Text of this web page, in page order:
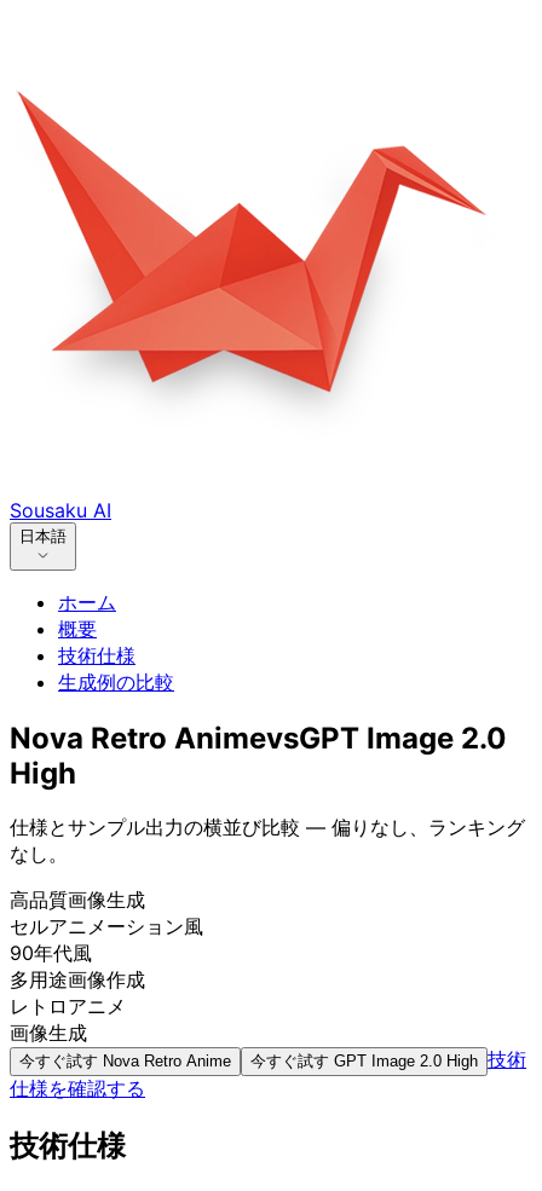
Sousaku AI
日本語
ホーム
概要
技術仕様
生成例の比較
Nova Retro AnimevsGPT Image 2.0
High
仕様とサンプル出力の横並び比較 — 偏りなし、ランキング
なし。
高品質画像生成
セルアニメーション風
90年代風
多用途画像作成
レトロアニメ
画像生成
今すぐ試す Nova Retro Anime 今すぐ試す GPT Image 2.0 High 技術
仕様を確認する
技術仕様